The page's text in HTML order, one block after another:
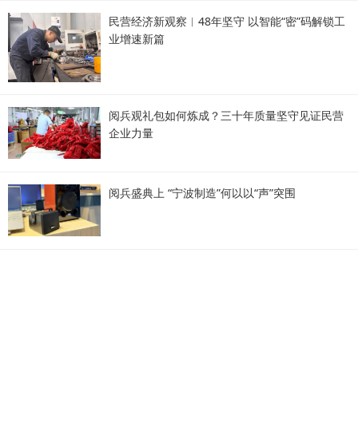
民营经济新观察︱48年坚守 以智能“密”码解锁工
业增速新篇
阅兵观礼包如何炼成？三十年质量坚守见证民营
企业力量
阅兵盛典上 “宁波制造”何以以“声”突围